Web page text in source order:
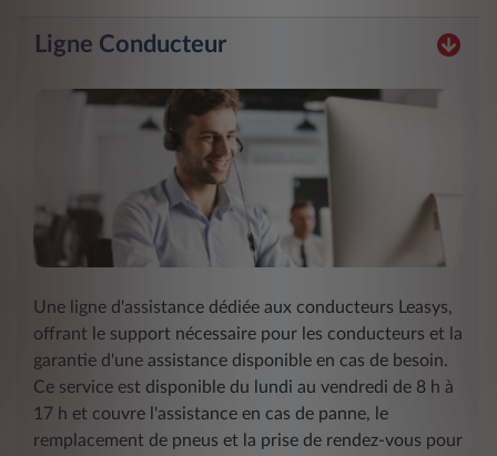
Ligne Conducteur
Une ligne d'assistance dédiée aux conducteurs Leasys,
offrant le support nécessaire pour les conducteurs et la
garantie d'une assistance disponible en cas de besoin.
Ce service est disponible du lundi au vendredi de 8 h à
17 h et couvre l'assistance en cas de panne, le
remplacement de pneus et la prise de rendez-vous pour